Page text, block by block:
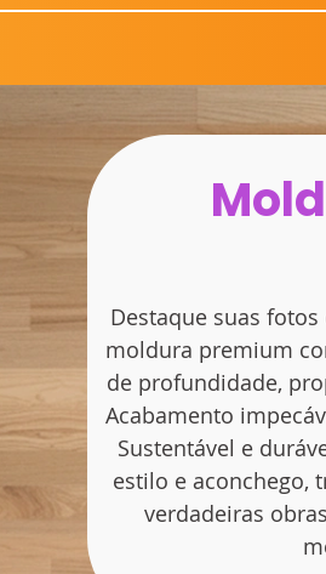
Destaque suas
moldura premium
de profundidade,
Acabamento
Sustentável e
estilo e aconchego,
verdadeiras
Obrigado por se cadastrar na.
e receba as novidades e ofertas
?